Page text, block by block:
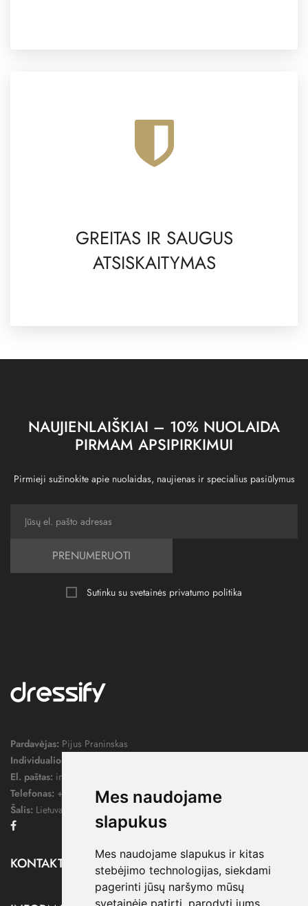
Mes naudojame
slapukus
Mes naudojame slapukus ir kitas
stebėjimo technologijas, siekdami
pagerinti jūsų naršymo mūsų
svetainėje patirtį, parodyti jums
GREITAS IR SAUGUS
ATSISKAITYMAS
NAUJIENLAIŠKIAI – 10% NUOLAIDA
PIRMAM APSIPIRKIMUI
Pirmieji sužinokite apie nuolaidas, naujienas ir specialius pasiūlymus
PRENUMERUOTI
Sutinku su svetainės privatumo politika
Pardavėjas: Pijus Praninskas
Individualios veiklos pažymos nr.:
El. paštas: info@dressify.lt
Telefonas: +370 676 78578
Šalis: Lietuva
KONTAKTAI